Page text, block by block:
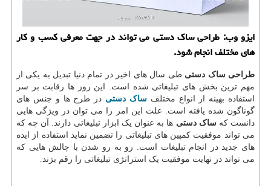
ایزو وب: طراحی ساك دستی می تواند در جهت معرفی كسب و كار
های مختلف انجام شود.
طراحی ساک دستی طی سال های اخیر در تمام دنیا تبدیل به یکی از
مهم ترین بخش های تبلیغاتی شده است. این روز ها رقابت بر سر
استفاده بهینه از انواع مختلفساک دستی در طرح ها و جنس های
گوناگون شده یافته است. علت این امر را می توان در ویژگی هایی
دانست کهساک دستی ها به عنوان یک ابزار تبلیغاتی دارند. آن چه که
می تواند موفقیت کمپین های تبلیغاتی را تضمین نماید استفاده از ایده
های جدید در انجام تبلیغات است. رو به رو شدن با چالش هایی که
می تواند در نهایت موفقیت یک استراتژی تبلیغاتی را رقم بزند.